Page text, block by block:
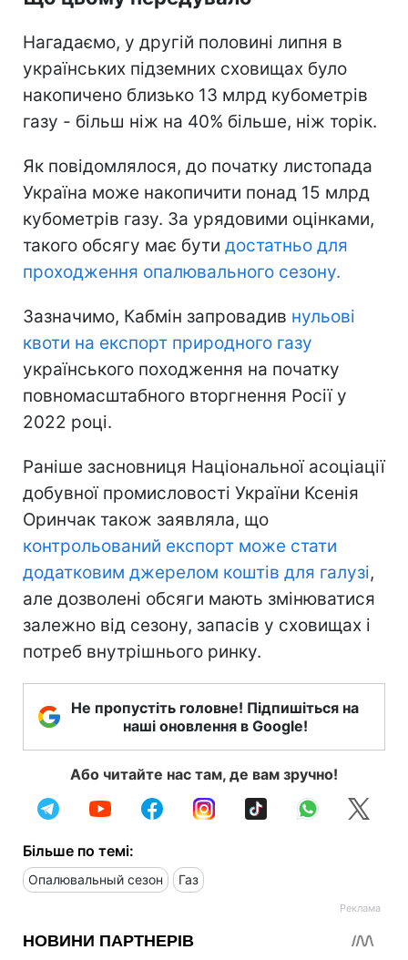
Нагадаємо, у другій половині липня в
українських підземних сховищах було
накопичено близько 13 млрд кубометрів
газу - більш ніж на 40% більше, ніж торік.
Як повідомлялося, до початку листопада
Україна може накопичити понад 15 млрд
кубометрів газу. За урядовими оцінками,
такого обсягу має бути достатньо для
проходження опалювального сезону.
Зазначимо, Кабмін запровадив нульові
квоти на експорт природного газу
українського походження на початку
повномасштабного вторгнення Росії у
2022 році.
Раніше засновниця Національної асоціації
добувної промисловості України Ксенія
Оринчак також заявляла, що
контрольований експорт може стати
додатковим джерелом коштів для галузі,
але дозволені обсяги мають змінюватися
залежно від сезону, запасів у сховищах і
потреб внутрішнього ринку.
Не пропустіть головне! Підпишіться на
наші оновлення в Google!
Або читайте нас там, де вам зручно!
Більше по темі:
Опалювальный сезон Газ